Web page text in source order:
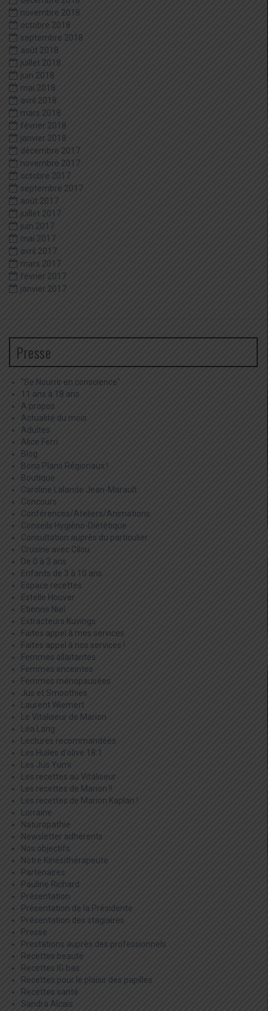
novembre 2018
octobre 2018
septembre 2018
août 2018
juillet 2018
juin 2018
mai 2018
avril 2018
mars 2018
février 2018
janvier 2018
décembre 2017
novembre 2017
octobre 2017
septembre 2017
août 2017
juillet 2017
juin 2017
mai 2017
avril 2017
mars 2017
février 2017
janvier 2017
Presse
"Se Nourrir en conscience"
11 ans à 18 ans
A propos
Actualité du mois
Adultes
Alice Ferri
Blog
Bons Plans Régionaux !
Boutique
Caroline Lalande Jean-Marault
Concours
Conférences/Ateliers/Animations
Conseils Hygièno-Diététique
Consultation auprès du particulier
Crusine avec Cilou
De 0 à 3 ans
Enfants de 3 à 10 ans
Espace recettes
Estelle Houver
Etienne Niel
Extracteurs Kuvings
Faites appel à mes services
Faites appel à nos services !
Femmes allaitantes
Femmes enceintes
Femmes ménopausées
Jus et Smoothies
Laurent Wiemert
Le Vitaliseur de Marion
Léa Lang
Lectures recommandées
Les Huiles d'olive 18:1
Les Jus Yumi
Les recettes au Vitaliseur
Les recettes de Marion !!
Les recettes de Marion Kaplan !
Lorraine
Naturopathie
Newsletter adhérents
Nos objectifs
Notre Kinésithérapeute
Partenaires
Pauline Richard
Présentation
Présentation de la Présidente
Présentation des stagiaires
Presse
Prestations auprès des professionnels
Recettes beauté
Recettes IG bas
Recettes pour le plaisir des papilles
Recettes santé
Sandra Alcais